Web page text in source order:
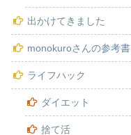
出かけてきました
monokuroさんの参考書
ライフハック
ダイエット
捨て活